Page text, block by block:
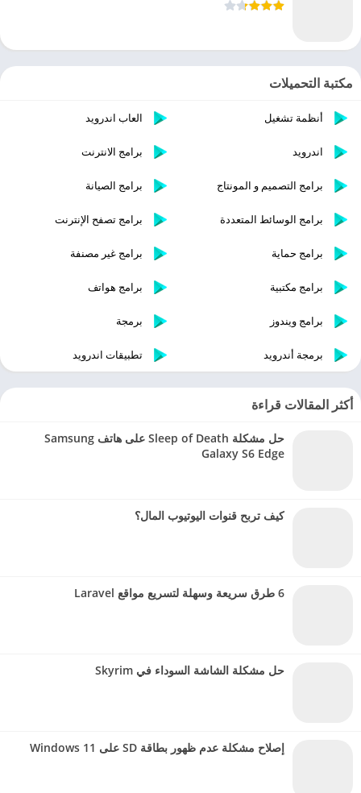
مكتبة التحميلات
أنظمة تشغيل العاب اندرويد
اندرويد برامج الانترنت
برامج التصميم و المونتاج برامج الصيانة
برامج الوسائط المتعددة برامج تصفح الإنترنت
برامج حماية برامج غير مصنفة
برامج مكتبية برامج هواتف
برامج ويندوز برمجة
برمجة أندرويد تطبيقات اندرويد
أكثر المقالات قراءة
حل مشكلة Sleep of Death على هاتف Samsung
Galaxy S6 Edge
كيف تربح قنوات اليوتيوب المال؟
6 طرق سريعة وسهلة لتسريع مواقع Laravel
حل مشكلة الشاشة السوداء في Skyrim
إصلاح مشكلة عدم ظهور بطاقة SD على Windows 11